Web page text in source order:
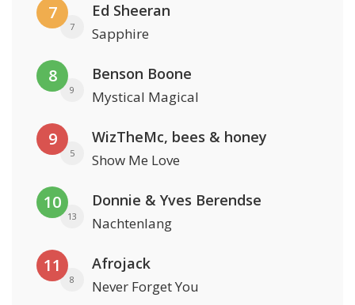
7
7
Ed Sheeran
Sapphire
8
9
Benson Boone
Mystical Magical
9
5
WizTheMc, bees & honey
Show Me Love
10
13
Donnie & Yves Berendse
Nachtenlang
11
8
Afrojack
Never Forget You